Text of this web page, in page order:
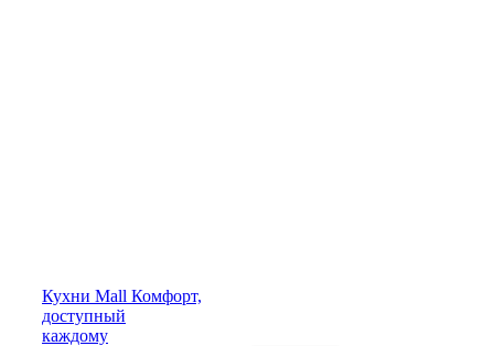
Кухни Mall Комфорт,
доступный
каждому